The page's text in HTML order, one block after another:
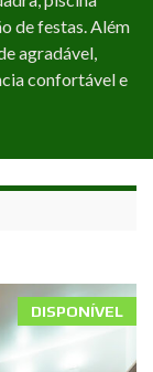
de festas. Além
agradável,
confortável e
DISPONÍVEL